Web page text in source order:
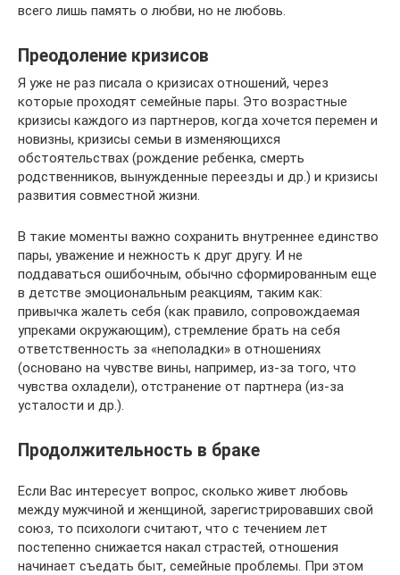
всего лишь память о любви, но не любовь.
Преодоление кризисов
Я уже не раз писала о кризисах отношений, через
которые проходят семейные пары. Это возрастные
кризисы каждого из партнеров, когда хочется перемен и
новизны, кризисы семьи в изменяющихся
обстоятельствах (рождение ребенка, смерть
родственников, вынужденные переезды и др.) и кризисы
развития совместной жизни.
В такие моменты важно сохранить внутреннее единство
пары, уважение и нежность к друг другу. И не
поддаваться ошибочным, обычно сформированным еще
в детстве эмоциональным реакциям, таким как:
привычка жалеть себя (как правило, сопровождаемая
упреками окружающим), стремление брать на себя
ответственность за «неполадки» в отношениях
(основано на чувстве вины, например, из-за того, что
чувства охладели), отстранение от партнера (из-за
усталости и др.).
Продолжительность в браке
Если Вас интересует вопрос, сколько живет любовь
между мужчиной и женщиной, зарегистрировавших свой
союз, то психологи считают, что с течением лет
постепенно снижается накал страстей, отношения
начинает съедать быт, семейные проблемы. При этом